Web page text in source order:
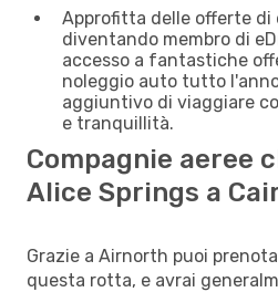
Approfitta delle offerte di
diventando membro di
accesso a fantastiche
noleggio auto tutto
aggiuntivo di viaggiare
e tranquillità.
Compagnie aeree
Alice Springs a
Grazie a Airnorth puoi
questa rotta, e avrai